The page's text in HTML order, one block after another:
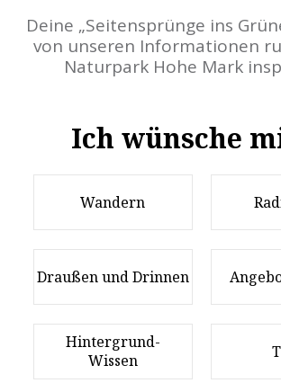
Deine „Seitensprünge ins
von unseren Informationen
Naturpark Hohe Mark
Ich wünsche
Wandern
Draußen und Drinnen
Hintergrund-
Wissen